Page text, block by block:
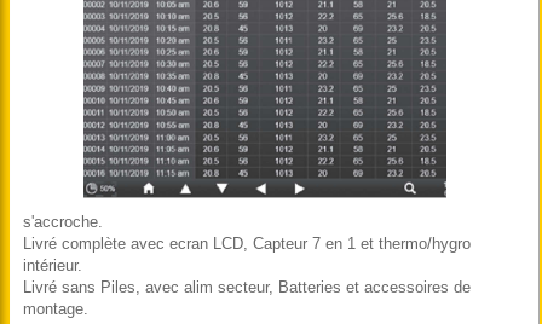
s'accroche.
Livré complète avec ecran LCD, Capteur 7 en 1 et thermo/hygro
intérieur.
Livré sans Piles, avec alim secteur, Batteries et accessoires de
montage.